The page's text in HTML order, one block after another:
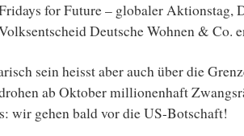
for Future – globaler Aktionstag,
Deutsche Wohnen & Co.
sein heisst aber auch über die
ab Oktober millionenhaft
wir gehen bald vor die US-Botschaft!